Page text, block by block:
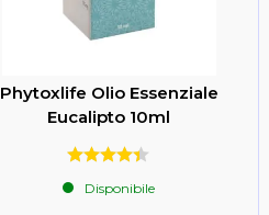
Phytoxlife Olio Essenziale
Eucalipto 10ml
Disponibile